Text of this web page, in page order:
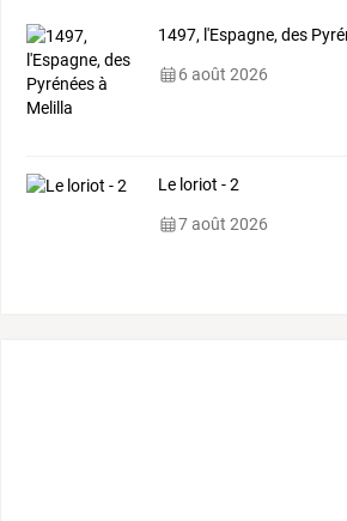
1497, l'Espagne, des
6 août 2026
Le loriot - 2
7 août 2026